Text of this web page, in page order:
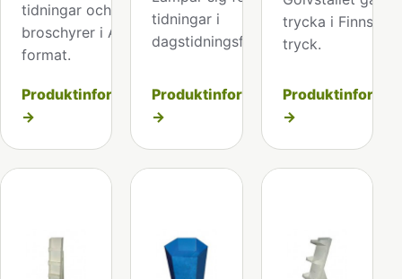
tidningar och
broschyrer i A4
format.
Produktinformation
→
tidningar i
dagstidningsformat.
Produktinformation
→
trycka i Finns
tryck.
→